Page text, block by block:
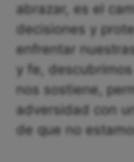
abrazar, es el
decisiones y
enfrentar
y fe,
nos sostiene,
adversidad con
de que no